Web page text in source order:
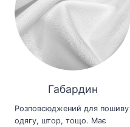
Габардин
Розповсюджений для пошиву
одягу, штор, тощо. Має